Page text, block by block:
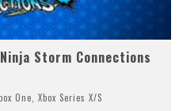
Storm Connections
One Xbox Series X/S